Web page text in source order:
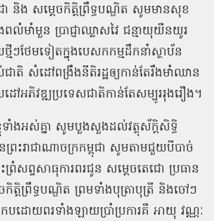
ជា និង សម្ដេចកិត្តិព្រឹទ្ធបណ្ឌិត សូមមានសុខ
លំមាំមួន ប្រាជ្ញាឈ្លាសវៃ ជន្មាយុយឺនយូរ
ៗថែមទៀតក្នុងបេសកកម្មដឹកនាំស្ថាប័ន
ាតិ សំដៅពង្រឹងនីតិរដ្ឋឲ្យកាន់តែរឹងមាំឈាន
អភិវឌ្ឍប្រទេសជាតិកាន់តែសម្បូររុងរឿង។
ទាំងអស់គ្នា សូមបួងសួងដល់វត្ថុស័ក្តិសិទ្ធិ
ៃព្រះរាជាណាចក្រកម្ពុជា សូមតាមជួយបីបាច់
ព្រំសព្ទសាធុការពរជូន សម្ដេចតេជោ ប្រធាន
ត្តិព្រឹទ្ធបណ្ឌិត ព្រមទាំងបុត្រាបុត្រី និងចៅៗ
ដោយពរទាំងឡាយប្រាំប្រការគឺ អាយុ វណ្ណៈ